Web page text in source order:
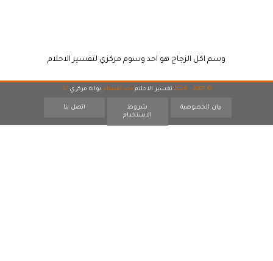
وسم اكل الزجاج هو احد وسوم مركزي لتفسير الاحلام
© 2007 - 2026 تفسير الاحلام احد اقسام بوابة مركزي 17
بيان الخصوصية
شروط
الاستخدام
اتصل بنا